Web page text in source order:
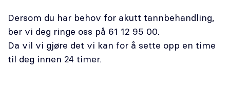
Periodonti
Endodonti
Dersom du har behov for akutt tannbehandling,
ber vi deg ringe oss på 61 12 95 00.
Da vil vi gjøre det vi kan for å sette opp en time
til deg innen 24 timer.